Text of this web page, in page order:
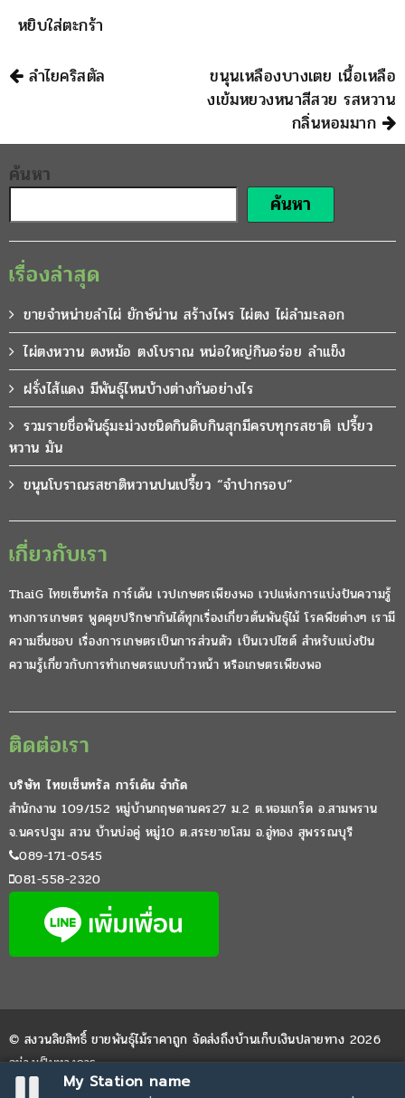
หยิบใส่ตะกร้า
นำทาง
ลำไยคริสตัล
ขนุนเหลืองบางเตย เนื้อเหลือ
งเข้มหยวงหนาสีสวย รสหวาน
กลิ่นหอมมาก
ค้นหา
ค้นหา
เรื่องล่าสุด
ขายจำหน่ายลำไผ่ ยักษ์น่าน สร้างไพร ไผ่ตง ไผ่ลำมะลอก
ไผ่ตงหวาน ตงหม้อ ตงโบราณ หน่อใหญ่กินอร่อย ลำแข็ง
ฝรั่งไส้แดง มีพันธุ์ไหนบ้างต่างกันอย่างไร
รวมรายชื่อพันธุ์มะม่วงชนิดกินดิบกินสุกมีครบทุกรสชาติ เปรี้ยว
หวาน มัน
ขนุนโบราณรสชาติหวานปนเปรี้ยว “จำปากรอบ”
เกี่ยวกับเรา
ThaiG ไทยเซ็นทรัล การ์เด้น เวปเกษตรเพียงพอ เวปแห่งการแบ่งปันความรู้
ทางการเกษตร พูดคุยปรึกษากันได้ทุกเรื่องเกี่ยวต้นพันธุ์ไม้ โรคพืชต่างๆ เรามี
ความชื่นชอบ เรื่องการเกษตรเป็นการส่วนตัว เป็นเวปไซต์ สำหรับแบ่งปัน
ความรู้เกี่ยวกับการทำเกษตรแบบก้าวหน้า หรือเกษตรเพียงพอ
ติดต่อเรา
บริษัท ไทยเซ็นทรัล การ์เด้น จำกัด
สำนักงาน 109/152 หมู่บ้านกฤษดานคร27 ม.2 ต.หอมเกร็ด อ.สามพราน
จ.นครปฐม สวน บ้านบ่อคู่ หมู่10 ต.สระยายโสม อ.อู่ทอง สุพรรณบุรี
089-171-0545
081-558-2320
© สงวนลิขสิทธิ์ ขายพันธุ์ไม้ราคาถูก จัดส่งถึงบ้านเก็บเงินปลายทาง 2026
อย่างเป็นทางการ
Website by
My Station name